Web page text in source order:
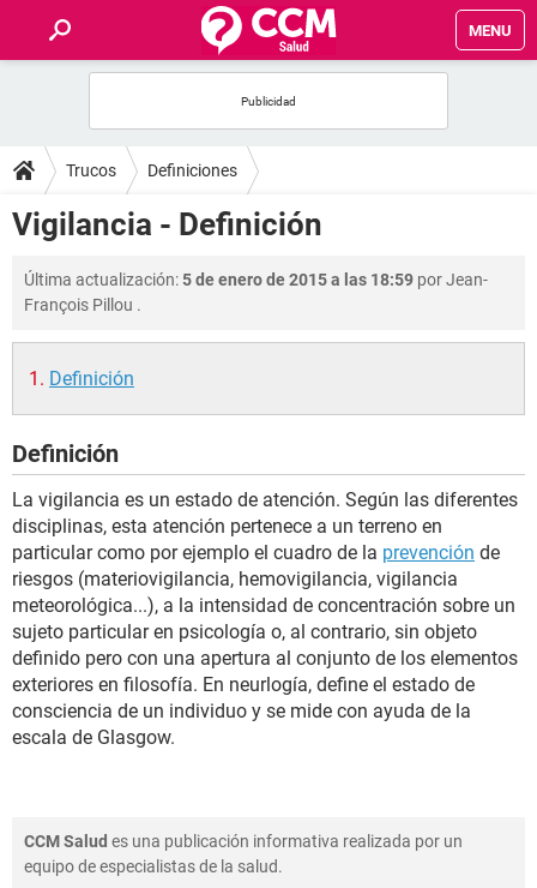
MENU
FOROS
SALUD
FAMILIA
NUTRICIÓN
SEXUALIDAD
GLOSARIO
Trucos Definiciones
Vigilancia - Definición
Última actualización:5 de enero de 2015 a las 18:59 porJean-
François Pillou .
Definición
Definición
La vigilancia es un estado de atención. Según las diferentes
disciplinas, esta atención pertenece a un terreno en
particular como por ejemplo el cuadro de la prevención de
riesgos (materiovigilancia, hemovigilancia, vigilancia
meteorológica...), a la intensidad de concentración sobre un
sujeto particular en psicología o, al contrario, sin objeto
definido pero con una apertura al conjunto de los elementos
exteriores en filosofía. En neurlogía, define el estado de
consciencia de un individuo y se mide con ayuda de la
escala de Glasgow.
CCM Salud es una publicación informativa realizada por un
equipo de especialistas de la salud.